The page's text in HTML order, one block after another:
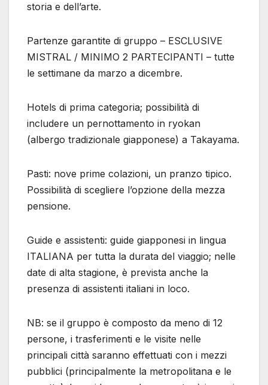
storia e dell’arte.
Partenze garantite di gruppo – ESCLUSIVE
MISTRAL / MINIMO 2 PARTECIPANTI – tutte
le settimane da marzo a dicembre.
Hotels di prima categoria; possibilità di
includere un pernottamento in ryokan
(albergo tradizionale giapponese) a Takayama.
Pasti: nove prime colazioni, un pranzo tipico.
Possibilità di scegliere l’opzione della mezza
pensione.
Guide e assistenti: guide giapponesi in lingua
ITALIANA per tutta la durata del viaggio; nelle
date di alta stagione, è prevista anche la
presenza di assistenti italiani in loco.
NB: se il gruppo è composto da meno di 12
persone, i trasferimenti e le visite nelle
principali città saranno effettuati con i mezzi
pubblici (principalmente la metropolitana e le